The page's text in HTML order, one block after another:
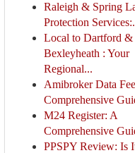
Raleigh & Spring
Protection
Local to Dartford &
Bexleyheath : Your
Regional...
Amibroker Data
Comprehensive
M24 Register: A
Comprehensive
PPSPY Review: Is